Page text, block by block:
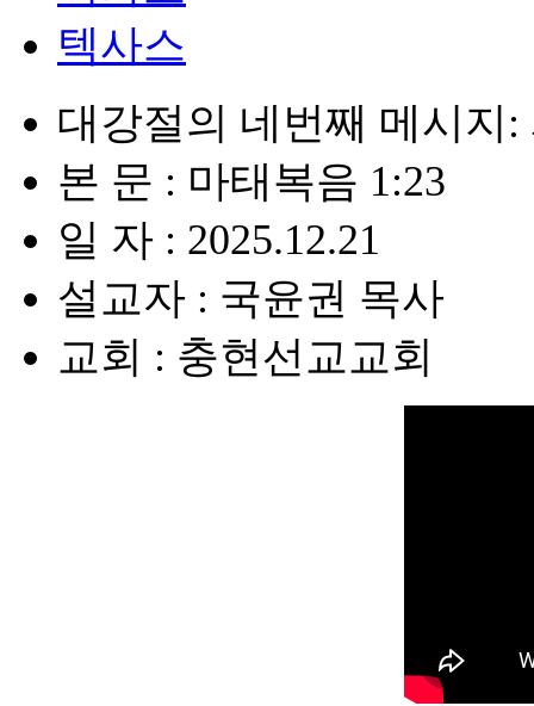
텍사스
대강절의 네번째 메시지:
본 문 : 마태복음 1:23
일 자 : 2025.12.21
설교자 : 국윤권 목사
교회 : 충현선교교회